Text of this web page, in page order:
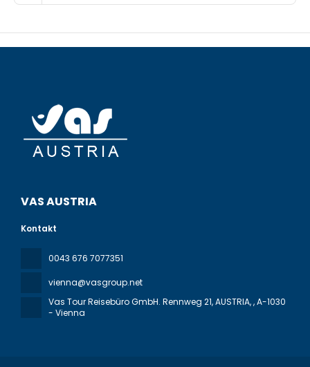
VAS AUSTRIA
Kontakt
0043 676 7077351
vienna@vasgroup.net
Vas Tour Reisebüro GmbH. Rennweg 21, AUSTRIA,, A-1030
- Vienna